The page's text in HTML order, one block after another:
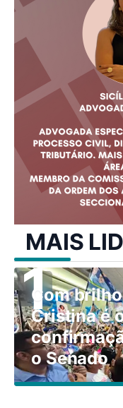
MAIS
Com
Cristina é
o Senado